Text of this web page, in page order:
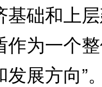
基础和上
作为一个
发展方向”